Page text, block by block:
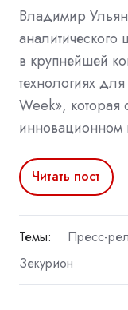
Владимир
аналитического
в крупнейшей
технологиях
Week», которая
инновационном
Читать пост
Темы: Пресс-
Зекурион